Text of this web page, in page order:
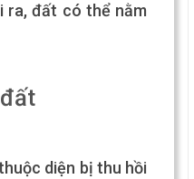
ra, đất có thể nằm
diện bị thu hồi